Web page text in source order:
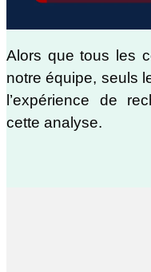
Alors que tous les
notre équipe, seuls
l’expérience de
cette analyse.